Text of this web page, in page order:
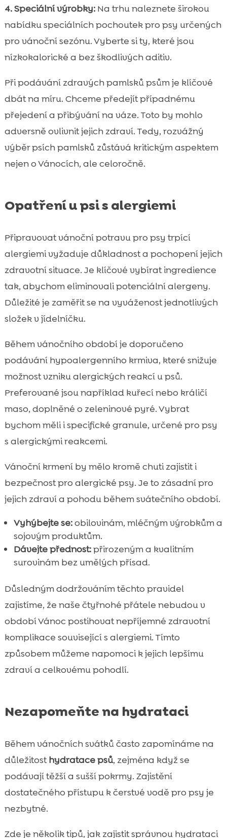
4. Speciální výrobky:Na trhu naleznete širokou
nabídku speciálních pochoutek pro psy určených
pro vánoční sezónu. Vyberte si ty, které jsou
nízkokalorické a bez škodlivých aditiv.
Při podávání zdravých pamlsků psům je klíčové
dbát na míru. Chceme předejít případnému
přejedení a přibývání na váze. Toto by mohlo
adversně ovlivnit jejich zdraví. Tedy, rozvážný
výběr psích pamlsků zůstává kritickým aspektem
nejen o Vánocích, ale celoročně.
Opatření u psi s alergiemi
Připravovat vánoční potravu pro psy trpící
alergiemi vyžaduje důkladnost a pochopení jejich
zdravotní situace. Je klíčové vybírat ingredience
tak, abychom eliminovali potenciální alergeny.
Důležité je zaměřit se na vyváženost jednotlivých
složek v jídelníčku.
Během vánočního období je doporučeno
podávání hypoalergenního krmiva, které snižuje
možnost vzniku alergických reakcí u psů.
Preferované jsou například kuřecí nebo králičí
maso, doplněné o zeleninové pyré. Vybrat
bychom měli i specifické granule, určené pro psy
s alergickými reakcemi.
Vánoční krmení by mělo kromě chuti zajistit i
bezpečnost pro alergické psy. Je to zásadní pro
jejich zdraví a pohodu během svátečního období.
Vyhýbejte se:obilovinám, mléčným výrobkům a
sojovým produktům.
Dávejte přednost:přirozeným a kvalitním
surovinám bez umělých přísad.
Důsledným dodržováním těchto pravidel
zajistíme, že naše čtyřnohé přátele nebudou v
období Vánoc postihovat nepříjemné zdravotní
komplikace související s alergiemi. Tímto
způsobem můžeme napomoci k jejich lepšímu
zdraví a celkovému pohodlí.
Nezapomeňte na hydrataci
Během vánočních svátků často zapomínáme na
důležitosthydratace psů, zejména když se
podávají těžší a sušší pokrmy. Zajistění
dostatečného přístupu k čerstvé vodě pro psy je
nezbytné.
Zde je několik tipů, jak zajistit správnou hydrataci